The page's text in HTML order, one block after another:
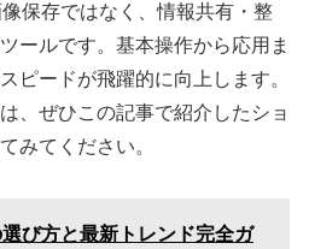
保存ではなく、情報共有・整
ールです。基本操作から応用ま
ピードが飛躍的に向上します。
、ぜひこの記事で紹介したショ
みてください。
び方と最新トレンド完全ガ